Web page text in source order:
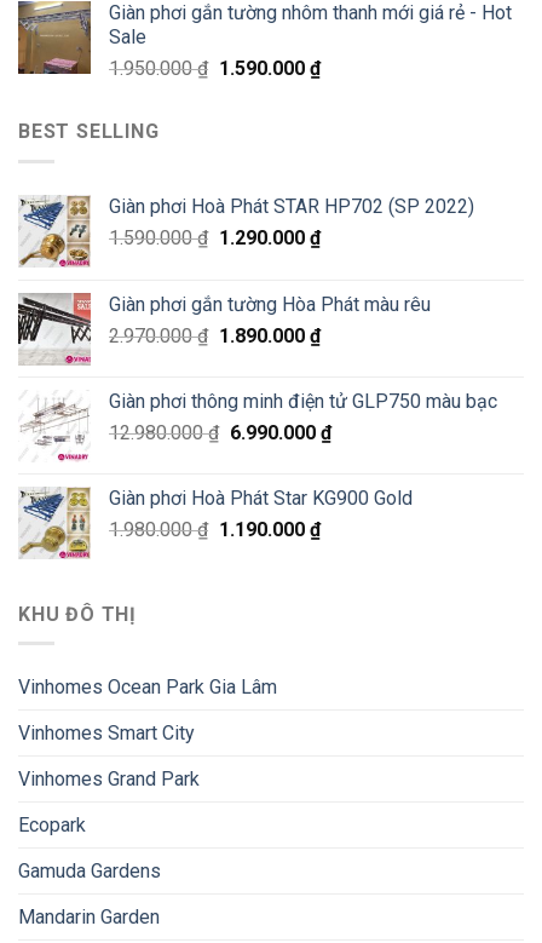
Giàn phơi gắn tường nhôm thanh mới giá rẻ - Hot
Sale
1.950.000₫ 1.590.000 ₫
BEST SELLING
Giàn phơi Hoà Phát STAR HP702 (SP 2022)
1.590.000₫ 1.290.000 ₫
Giàn phơi gắn tường Hòa Phát màu rêu
2.970.000₫ 1.890.000 ₫
Giàn phơi thông minh điện tử GLP750 màu bạc
12.980.000₫ 6.990.000 ₫
Giàn phơi Hoà Phát Star KG900 Gold
1.980.000₫ 1.190.000 ₫
KHU ĐÔ THỊ
Vinhomes Ocean Park Gia Lâm
Vinhomes Smart City
Vinhomes Grand Park
Ecopark
Gamuda Gardens
Mandarin Garden